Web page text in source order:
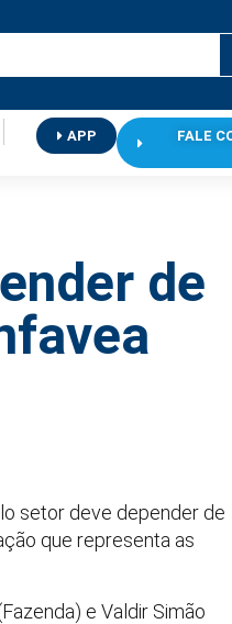
APP
FALE
de
setor deve depender de
que representa as
e Valdir Simão